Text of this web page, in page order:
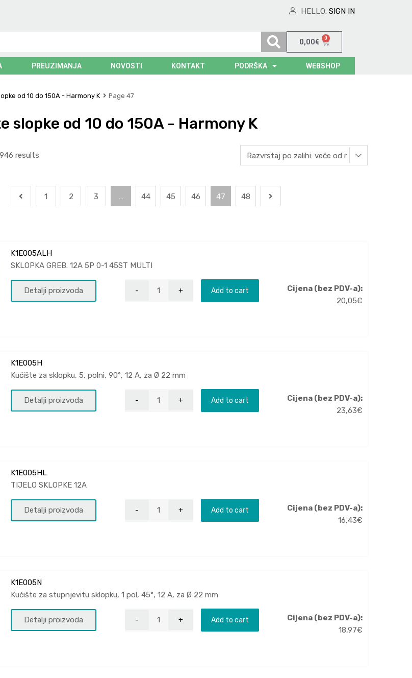
HELLO. SIGN IN
0,00€ 0
PREUZIMANJA NOVOSTI KONTAKT PODRŠKA WEBSHOP
od 10 do 150A - Harmony K Page 47
slopke od 10 do 150A - Harmony K
results
1 2 3 … 44 45 46 47 48
K1E005ALH
SKLOPKA GREB. 12A 5P 0-1 45ST MULTI
Detalji proizvoda Add to cart
Cijena (bez PDV-a):
20,05€
K1E005H
Kućište za sklopku, 5, polni, 90°, 12 A, za Ø 22 mm
Detalji proizvoda Add to cart
Cijena (bez PDV-a):
23,63€
K1E005HL
TIJELO SKLOPKE 12A
Detalji proizvoda Add to cart
Cijena (bez PDV-a):
16,43€
K1E005N
Kućište za stupnjevitu sklopku, 1 pol, 45°, 12 A, za Ø 22 mm
Detalji proizvoda Add to cart
Cijena (bez PDV-a):
18,97€